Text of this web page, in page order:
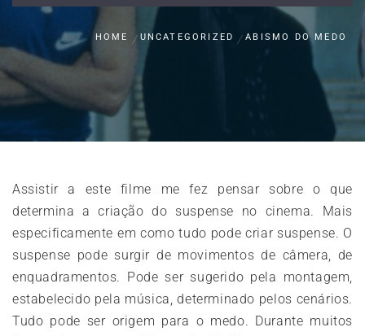
HOME UNCATEGORIZED ABISMO DO MEDO
Assistir a este filme me fez pensar sobre o que
determina a criação do suspense no cinema. Mais
especificamente em como tudo pode criar suspense. O
suspense pode surgir de movimentos de câmera, de
enquadramentos. Pode ser sugerido pela montagem,
estabelecido pela música, determinado pelos cenários.
Tudo pode ser origem para o medo. Durante muitos